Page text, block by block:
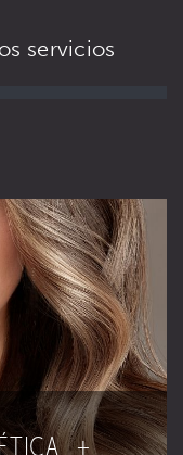
servicios
+